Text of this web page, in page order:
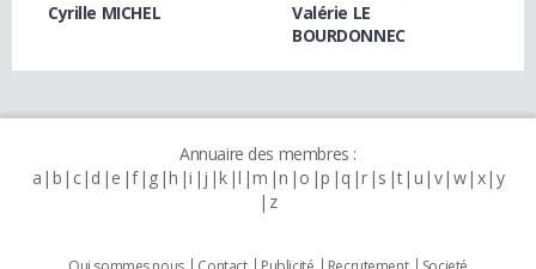
Cyrille MICHEL
Valérie LE
BOURDONNEC
Annuaire des membres :
a b c d e f g h i j k l m n o p q r s t u v w x y
z